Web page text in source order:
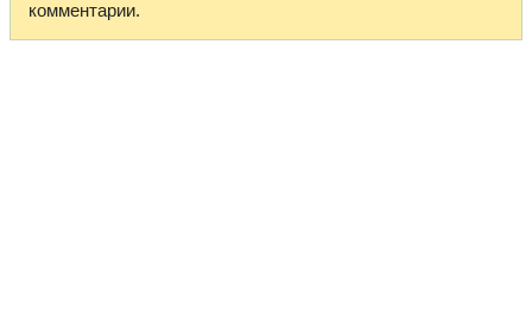
комментарии.